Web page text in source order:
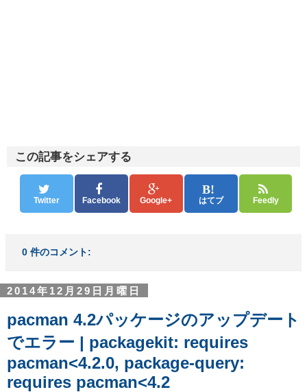
この記事をシェアする
Twitter Facebook Google+ はてブ Feedly
0 件のコメント:
2014年12月29日月曜日
pacman 4.2パッケージのアップデート
でエラー | packagekit: requires
pacman<4.2.0, package-query:
requires pacman<4.2